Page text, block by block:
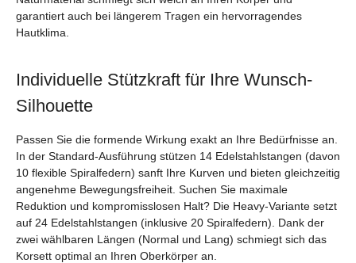
garantiert auch bei längerem Tragen ein hervorragendes
Hautklima.
Individuelle Stützkraft für Ihre Wunsch-
Silhouette
Passen Sie die formende Wirkung exakt an Ihre Bedürfnisse an.
In der Standard-Ausführung stützen 14 Edelstahlstangen (davon
10 flexible Spiralfedern) sanft Ihre Kurven und bieten gleichzeitig
angenehme Bewegungsfreiheit. Suchen Sie maximale
Reduktion und kompromisslosen Halt? Die Heavy-Variante setzt
auf 24 Edelstahlstangen (inklusive 20 Spiralfedern). Dank der
zwei wählbaren Längen (Normal und Lang) schmiegt sich das
Korsett optimal an Ihren Oberkörper an.